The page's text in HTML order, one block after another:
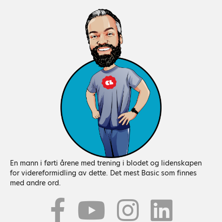
En mann i førti årene med trening i blodet og lidenskapen
for videreformidling av dette. Det mest Basic som finnes
med andre ord.
Youtube